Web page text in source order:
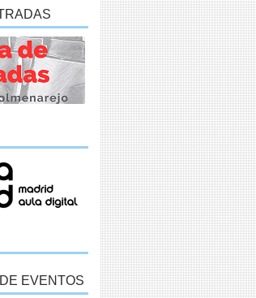
EVENTOS